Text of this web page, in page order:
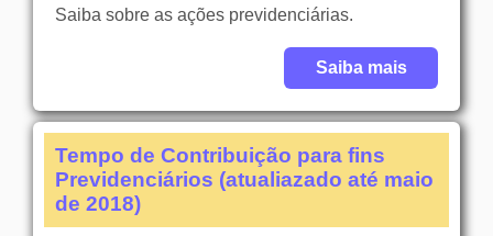
Saiba sobre as ações previdenciárias.
Saiba mais
Tempo de Contribuição para fins
Previdenciários (atualiazado até maio
de 2018)